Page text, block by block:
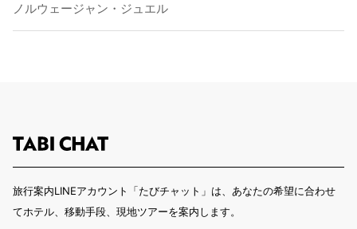
ノルウェージャン・ジュエル
旅行案内LINEアカウント「たびチャット」は、あなたの希望に合わせ
てホテル、移動手段、現地ツアーを案内します。